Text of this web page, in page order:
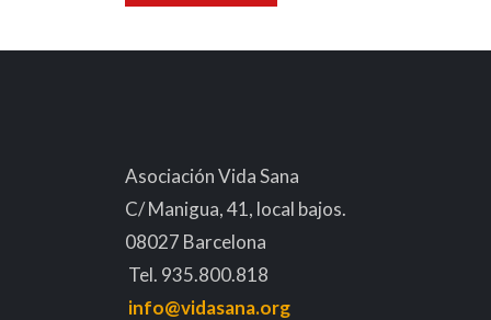
Asociación Vida Sana
C/ Manigua, 41, local bajos.
08027 Barcelona
Tel. 935.800.818
info@vidasana.org